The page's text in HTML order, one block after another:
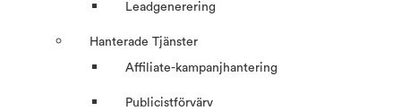
Leadgenerering
Hanterade Tjänster
Affiliate-kampanjhantering
Publicistförvärv